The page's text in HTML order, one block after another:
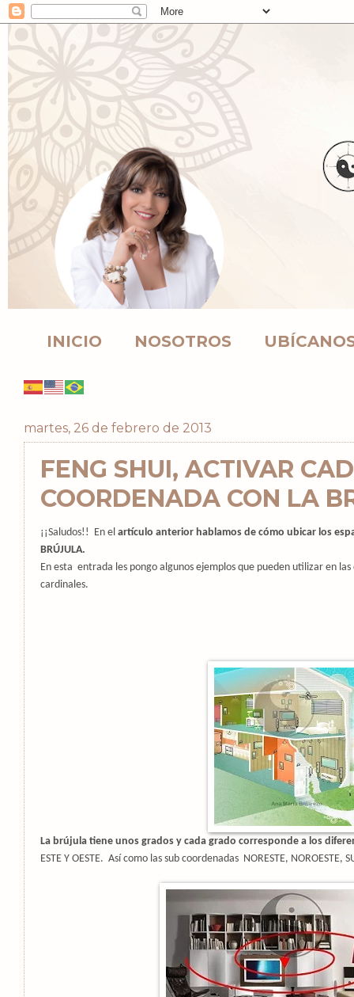
INICIO NOSOTROS
martes, 26 de febrero de 2013
FENG SHUI, ACTIVAR
COORDENADA CON LA
¡¡Saludos!! En el artículo anterior hablamos de cómo ubicar los
BRÚJULA.
En esta entrada les pongo algunos ejemplos que pueden utilizar en
cardinales.
La brújula tiene unos grados y cada grado corresponde a los
ESTE Y OESTE. Así como las sub coordenadas NORESTE, NOROESTE,